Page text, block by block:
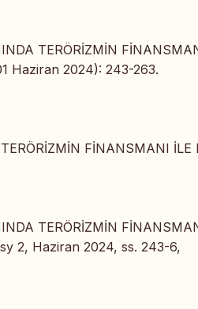
TERÖRİZMİN
Haziran 2024): 243-263.
FİNANSMANI İLE
TERÖRİZMİN
2, Haziran 2024, ss. 243-6,